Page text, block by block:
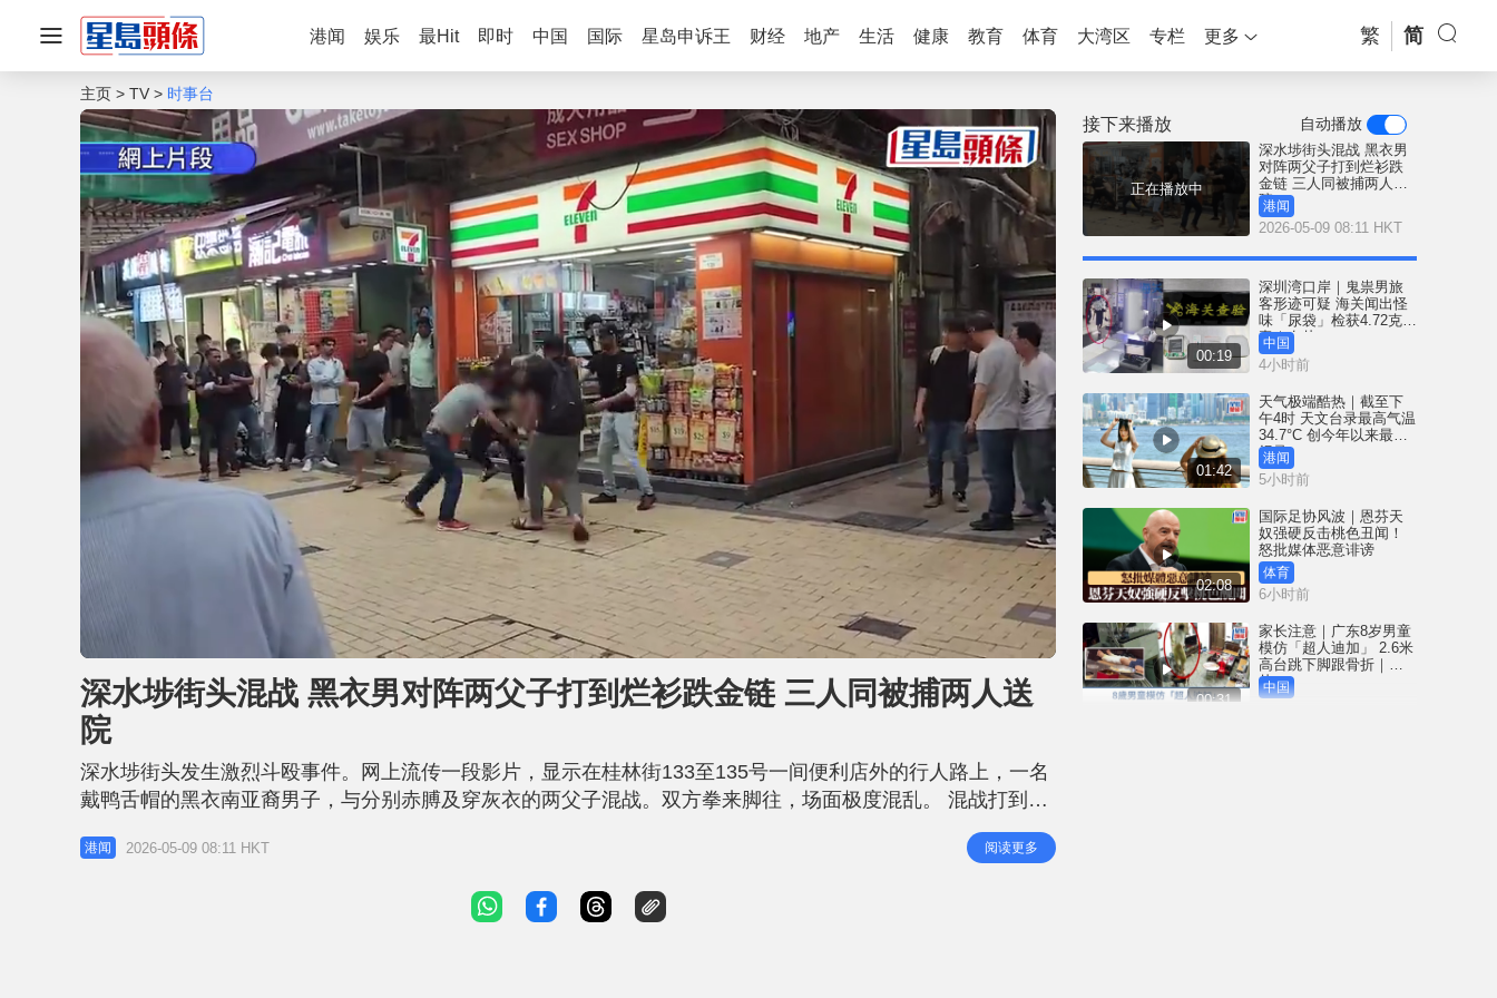
港闻 娱乐 最Hit 即时 中国 国际 星岛申诉王 财经 地产 生活 健康 教育 体育 大湾区 专栏 更多 繁 简
主页 TV 时事台
n
u
t
e
L
o
d
e
0
0
%
深水埗街头混战 黑衣男对阵两父子打到烂衫跌金链 三人同被捕两人送
院
深水埗街头发生激烈斗殴事件。网上流传一段影片，显示在桂林街133至135号一间便利店外的行人路上，一名
戴鸭舌帽的黑衣南亚裔男子，与分别赤膊及穿灰衣的两父子混战。双方拳来脚往，场面极度混乱。 混战打到飞
鞋跌链 途人劝阻 片段中，该名身穿黑衣黑裤、戴黑帽的非华裔男子身材高大，与一名赤膊赤脚的男子在大街上
搏斗。黑衣男攻势猛烈，更打到其中一只拖鞋飞脱；半裸男虽一度脱下上衣当作武器挥舞，但仍似处于下风。
港闻 2026-05-09 08:11 HKT 阅读更多
接下来播放 自动播放
正在播放中
深水埗街头混战 黑衣男
对阵两父子打到烂衫跌
金链 三人同被捕两人送
院
港闻
2026-05-09 08:11 HKT
00:19
深圳湾口岸｜鬼祟男旅
客形迹可疑 海关闻出怪
味「尿袋」检获4.72克冰
毒｜有片
中国
4小时前
01:42
天气极端酷热｜截至下
午4时 天文台录最高气温
34.7°C 创今年以来最高
纪录
港闻
5小时前
02:08
国际足协风波｜恩芬天
奴强硬反击桃色丑闻！
怒批媒体恶意诽谤
体育
6小时前
00:31
家长注意｜广东8岁男童
模仿「超人迪加」 2.6米
高台跳下脚跟骨折｜有
片
中国